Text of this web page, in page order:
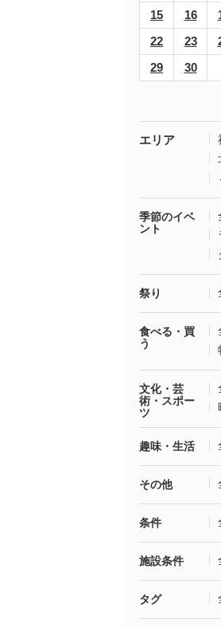
15
16
22
23
29
30
エリア
季節のイベ
ント
祭り
食べる・買
う
文化・芸
術・スポー
ツ
趣味・生活
その他
条件
施設条件
タグ